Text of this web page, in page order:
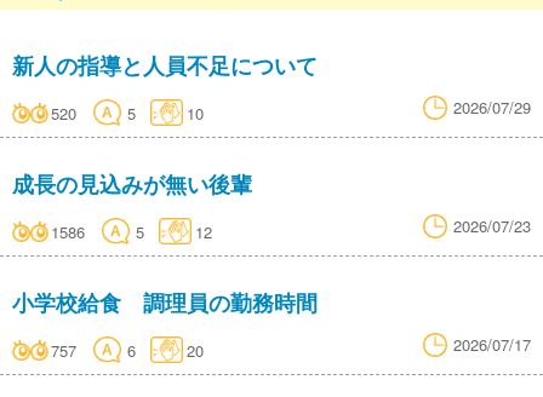
新人の指導と人員不足について
520 5 10 2026/07/29
成長の見込みが無い後輩
1586 5 12 2026/07/23
小学校給食 調理員の勤務時間
757 6 20 2026/07/17